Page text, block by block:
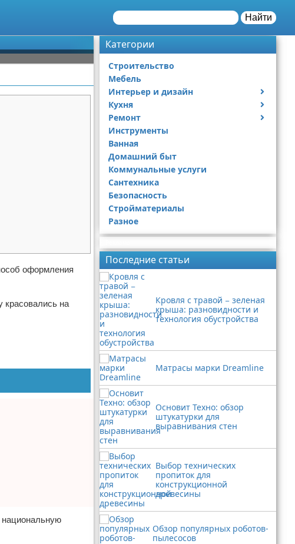
Найти
оформления
красовались на
национальную
Категории
Строительство
Мебель
Интерьер и дизайн
Дизайн дачи
Дизайн квартиры
Кухня
Посуда
Ремонт
Ремонт дачи
Ремонт квартиры
Инструменты
Ванная
Домашний быт
Коммунальные услуги
Сантехника
Безопасность
Стройматериалы
Разное
Последние статьи
Кровля с травой − зеленая
крыша: разновидности и
технология обустройства
Матрасы марки Dreamline
Основит Техно: обзор
штукатурки для
выравнивания стен
Выбор технических
пропиток для
конструкционной
древесины
Обзор популярных роботов-
пылесосов